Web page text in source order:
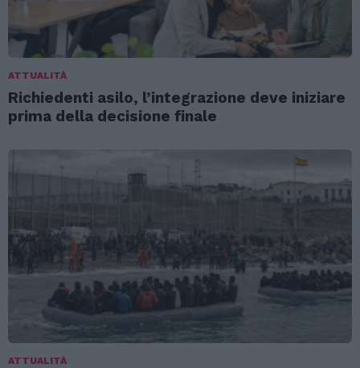
ATTUALITÀ
Richiedenti asilo, l’integrazione deve iniziare
prima della decisione finale
ATTUALITÀ